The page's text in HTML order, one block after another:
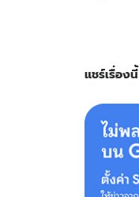
แชร์เรื่องนี้